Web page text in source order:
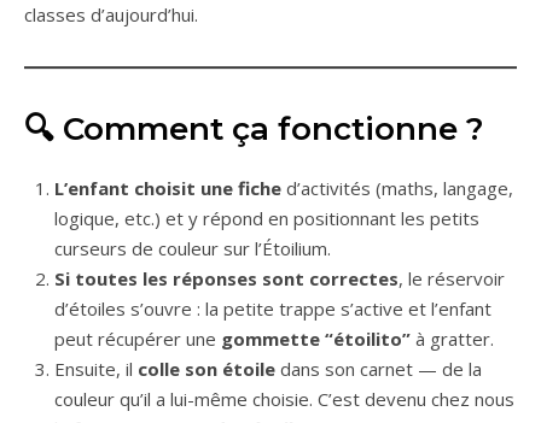
classes d’aujourd’hui.
🔍 Comment ça fonctionne ?
L’enfant choisit une fiche d’activités (maths, langage,
logique, etc.) et y répond en positionnant les petits
curseurs de couleur sur l’Étoilium.
Si toutes les réponses sont correctes, le réservoir
d’étoiles s’ouvre : la petite trappe s’active et l’enfant
peut récupérer une gommette “étoilito” à gratter.
Ensuite, il colle son étoile dans son carnet — de la
couleur qu’il a lui-même choisie. C’est devenu chez nous